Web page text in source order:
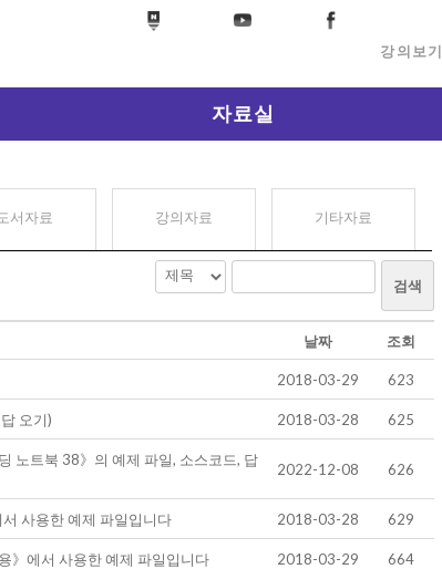
강의보기
자료실
서자료 강의자료 기타자료
검색
날짜 조회
2018-03-29 623
오기) 2018-03-28 625
노트북 38》의 예제 파일, 소스코드, 답
2022-12-08 626
사용한 예제 파일입니다 2018-03-28 629
》에서 사용한 예제 파일입니다 2018-03-29 664